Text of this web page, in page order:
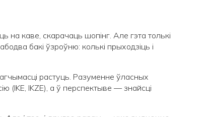
каве, скарачаць шопінг. Але гэта толькі
бакі ўзроўню: колькі прыходзіць і
растуць. Разуменне ўласных
(IKE, IKZE), а ў перспектыве — знайсці